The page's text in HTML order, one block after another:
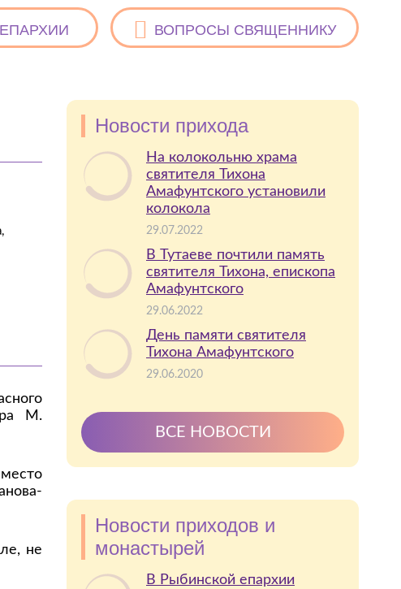
ВОПРОСЫ СВЯЩЕННИКУ
М.
не
Новости прихода
На колокольню храма
святителя Тихона
Амафунтского установили
колокола
29.07.2022
В Тутаеве почтили память
святителя Тихона, епископа
Амафунтского
29.06.2022
День памяти святителя
Тихона Амафунтского
29.06.2020
ВСЕ НОВОСТИ
Новости приходов и
монастырей
В Рыбинской епархии